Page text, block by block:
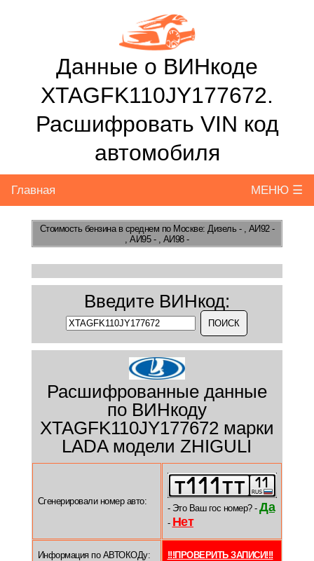
Данные о ВИНкоде
XTAGFK110JY177672.
Расшифровать VIN код
автомобиля
Главная МЕНЮ ☰
Стоимость бензинав среднем по Москве: Дизель - , АИ92 -
, АИ95 - , АИ98 -
Введите ВИНкод:
Расшифрованные данные
по ВИНкоду
XTAGFK110JY177672 марки
LADA модели ZHIGULI
Сгенерировали номер авто:
- Это Ваш гос номер? - Да
- Нет
Информация по АВТОКОДу: !!!ПРОВЕРИТЬ ЗАПИСИ!!!